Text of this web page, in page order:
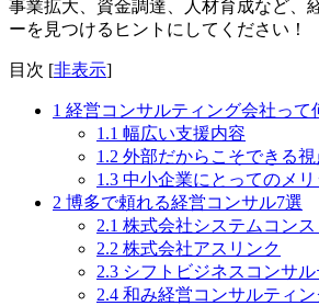
事業拡大、資金調達、人材育成など、
ーを見つけるヒントにしてください！
目次 [非表示]
1 経営コンサルティング会社って
1.1 幅広い支援内容
1.2 外部だからこそできる視
1.3 中小企業にとってのメリ
2 博多で頼れる経営コンサル7選
2.1 株式会社システムコン
2.2 株式会社アスリンク
2.3 シフトビジネスコンサ
2.4 和み経営コンサルティ